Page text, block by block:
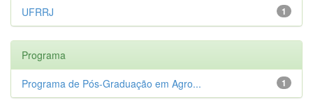
1
UFRRJ
Programa
1
Programa de Pós-Graduação em Agro...